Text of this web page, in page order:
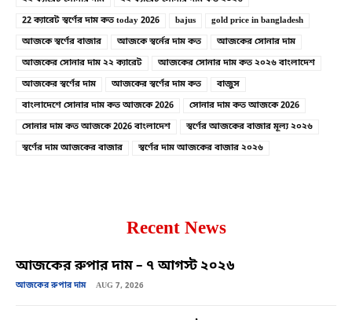
22 ক্যারেট স্বর্ণের দাম কত today 2026
bajus
gold price in bangladesh
আজকে স্বর্ণের বাজার
আজকে স্বর্নের দাম কত
আজকের সোনার দাম
আজকের সোনার দাম ২২ ক্যারেট
আজকের সোনার দাম কত ২০২৬ বাংলাদেশ
আজকের স্বর্ণের দাম
আজকের স্বর্ণের দাম কত
বাজুস
বাংলাদেশে সোনার দাম কত আজকে 2026
সোনার দাম কত আজকে 2026
সোনার দাম কত আজকে 2026 বাংলাদেশ
স্বর্ণের আজকের বাজার মূল্য ২০২৬
স্বর্ণের দাম আজকের বাজার
স্বর্ণের দাম আজকের বাজার ২০২৬
Recent News
আজকের রুপার দাম – ৭ আগস্ট ২০২৬
আজকের রুপার দাম AUG 7, 2026